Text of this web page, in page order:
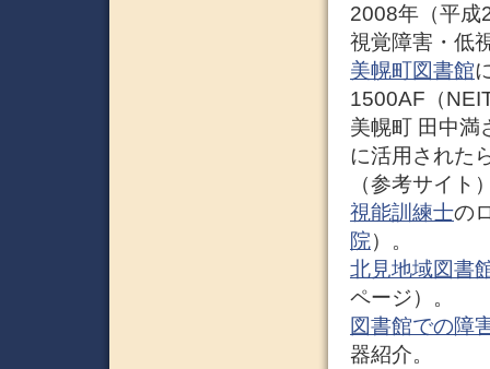
2008年（平成
視覚障害・低
美幌町図書館
1500AF（
美幌町 田中満
に活用された
（参考サイト
視能訓練士の
院）。
北見地域図書
ページ）。
図書館での障
器紹介。